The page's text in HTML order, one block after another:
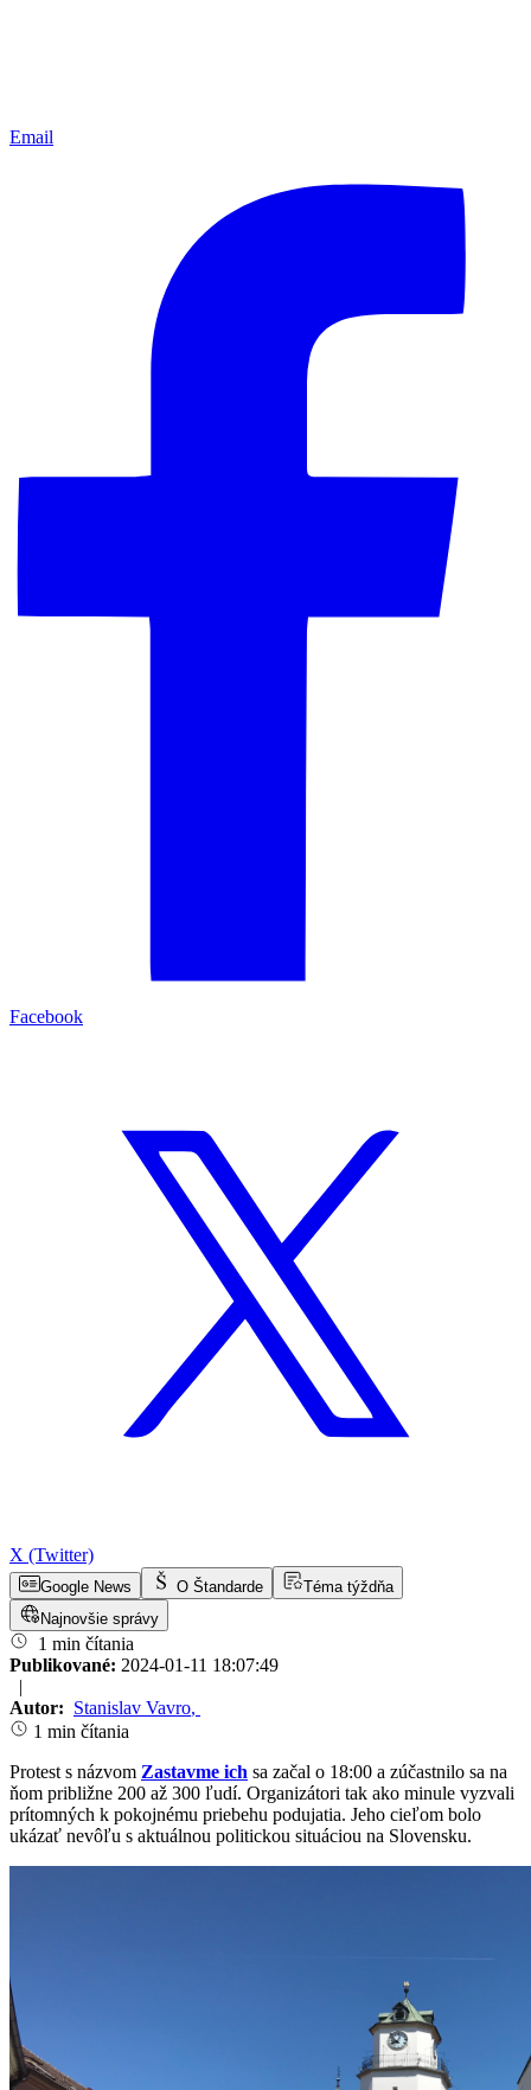
Email
Facebook
X (Twitter)
Google News O Štandarde
Téma týždňa
Najnovšie správy
1 min čítania
Publikované: 2024-01-11 18:07:49
|
Autor: Stanislav Vavro,
1 min čítania
Protest s názvom Zastavme ich sa začal o 18:00 a zúčastnilo sa na
ňom približne 200 až 300 ľudí. Organizátori tak ako minule vyzvali
prítomných k pokojnému priebehu podujatia. Jeho cieľom bolo
ukázať nevôľu s aktuálnou politickou situáciou na Slovensku.